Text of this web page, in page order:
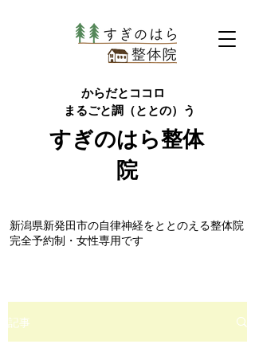
からだとココロ
まるごと調（ととの）う
すぎのはら整体
院
​新潟県新発田市の自律神経をととのえる整体院
完全予約制・女性専用です
記事